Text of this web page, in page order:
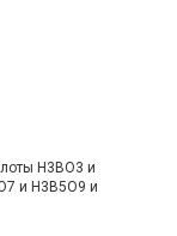
Н3ВО3 и
и Н3В5О9 и